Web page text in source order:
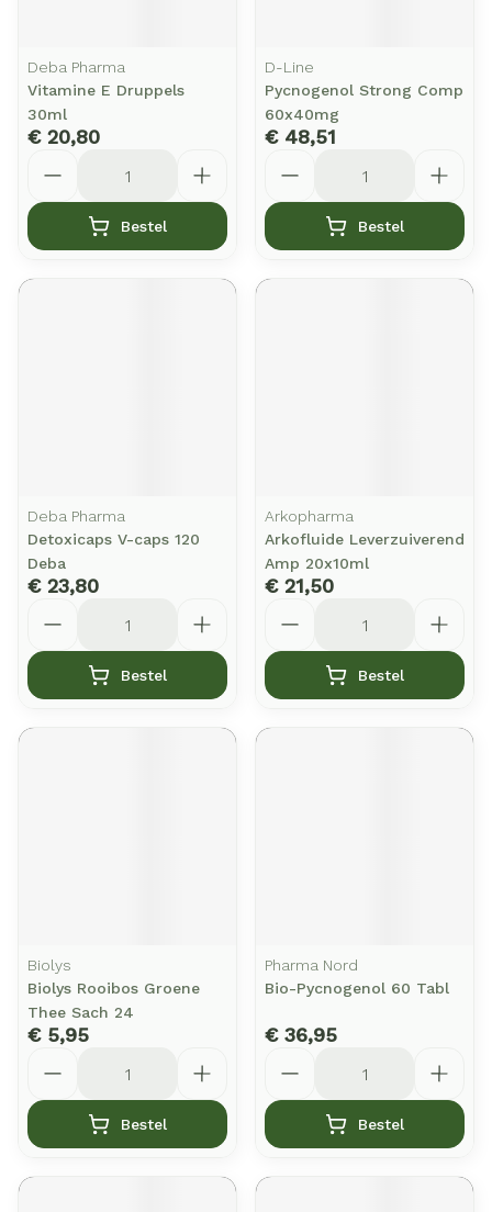
Deba Pharma
Vitamine E Druppels
30ml
€ 20,80
Bestel
D-Line
Pycnogenol Strong Comp
60x40mg
€ 48,51
Bestel
Deba Pharma
Detoxicaps V-caps 120
Deba
€ 23,80
Bestel
Arkopharma
Arkofluide Leverzuiverend
Amp 20x10ml
€ 21,50
Bestel
Biolys
Biolys Rooibos Groene
Thee Sach 24
€ 5,95
Bestel
Pharma Nord
Bio-Pycnogenol 60 Tabl
€ 36,95
Bestel